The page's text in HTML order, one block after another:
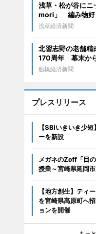
浅草・松が谷に
mori」 編み物好
浅草経済新聞
北習志野の老舗精
170周年 幕末か
船橋経済新聞
プレスリリース
【SBIいきいき少
ーを新設
メガネのZoff「目
授業～宮崎県延岡
【地方創生】ティ
を宮崎県高原町へ
ョンを開催